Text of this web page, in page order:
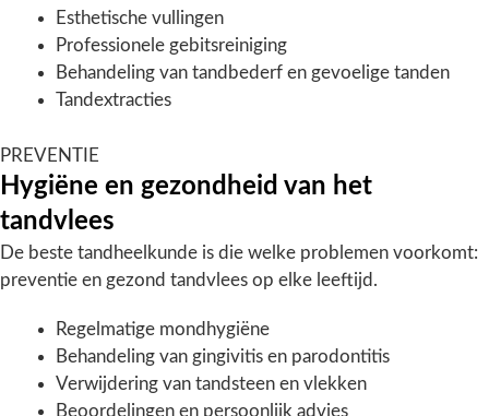
Esthetische vullingen
Professionele gebitsreiniging
Behandeling van tandbederf en gevoelige tanden
Tandextracties
PREVENTIE
Hygiëne en gezondheid van het
tandvlees
De beste tandheelkunde is die welke problemen voorkomt:
preventie en gezond tandvlees op elke leeftijd.
Regelmatige mondhygiëne
Behandeling van gingivitis en parodontitis
Verwijdering van tandsteen en vlekken
Beoordelingen en persoonlijk advies